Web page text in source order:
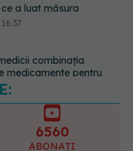
De ce doi pacienți cu
pot primi
din Sănătate ar
salarii mai mari.
cer schimbarea legii
6560
ABONAȚI